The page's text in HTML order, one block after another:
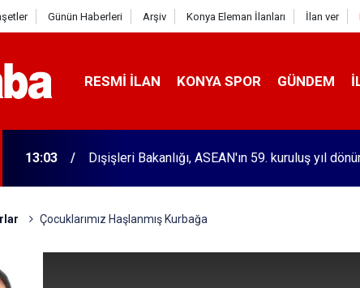
Günün Haberleri Arşiv Konya Eleman İlanları İlan ver
RESMI İLAN KONYA SPOR GÜNDEM
13:03 Dışişleri Bakanlığı, ASEAN'ın 59. kuruluş yıl
Çocuklarımız Haşlanmış Kurbağa